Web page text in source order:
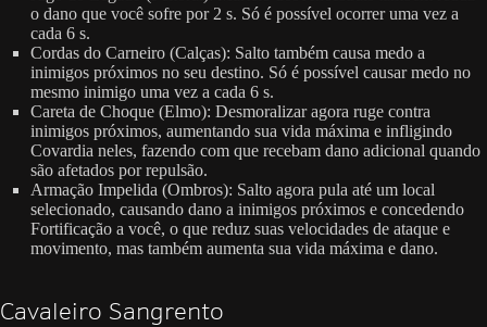
o dano que você sofre por 2 s. Só é possível ocorrer uma vez a
cada 6 s.
Cordas do Carneiro (Calças): Salto também causa medo a
inimigos próximos no seu destino. Só é possível causar medo no
mesmo inimigo uma vez a cada 6 s.
Careta de Choque (Elmo): Desmoralizar agora ruge contra
inimigos próximos, aumentando sua vida máxima e infligindo
Covardia neles, fazendo com que recebam dano adicional quando
são afetados por repulsão.
Armação Impelida (Ombros): Salto agora pula até um local
selecionado, causando dano a inimigos próximos e concedendo
Fortificação a você, o que reduz suas velocidades de ataque e
movimento, mas também aumenta sua vida máxima e dano.
Cavaleiro Sangrento